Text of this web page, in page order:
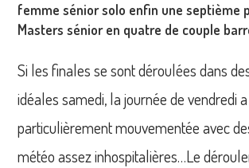
femme sénior solo enfin une septième
Masters sénior en quatre de couple
Si les finales se sont déroulées dans
idéales samedi, la journée de vendredi
particulièrement mouvementée avec
météo assez inhospitalières…Le